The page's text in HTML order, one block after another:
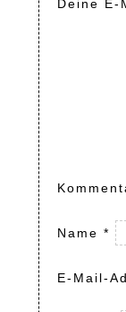
Deine
Name *
E-Mail-